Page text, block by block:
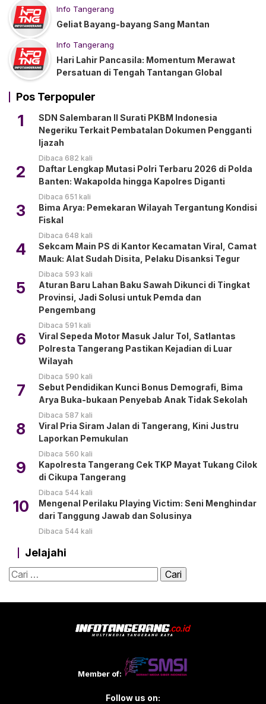
Info Tangerang
Geliat Bayang-bayang Sang Mantan
Info Tangerang
Hari Lahir Pancasila: Momentum Merawat
Persatuan di Tengah Tantangan Global
Pos Terpopuler
1
SDN Salembaran II Surati PKBM Indonesia
Negeriku Terkait Pembatalan Dokumen Pengganti
Ijazah
Dibaca 682 kali
2
Daftar Lengkap Mutasi Polri Terbaru 2026 di Polda
Banten: Wakapolda hingga Kapolres Diganti
Dibaca 651 kali
3
Bima Arya: Pemekaran Wilayah Tergantung Kondisi
Fiskal
Dibaca 648 kali
4
Sekcam Main PS di Kantor Kecamatan Viral, Camat
Mauk: Alat Sudah Disita, Pelaku Disanksi Tegur
Dibaca 593 kali
5
Aturan Baru Lahan Baku Sawah Dikunci di Tingkat
Provinsi, Jadi Solusi untuk Pemda dan
Pengembang
Dibaca 591 kali
6
Viral Sepeda Motor Masuk Jalur Tol, Satlantas
Polresta Tangerang Pastikan Kejadian di Luar
Wilayah
Dibaca 590 kali
7
Sebut Pendidikan Kunci Bonus Demografi, Bima
Arya Buka-bukaan Penyebab Anak Tidak Sekolah
Dibaca 587 kali
8
Viral Pria Siram Jalan di Tangerang, Kini Justru
Laporkan Pemukulan
Dibaca 560 kali
9
Kapolresta Tangerang Cek TKP Mayat Tukang Cilok
di Cikupa Tangerang
Dibaca 544 kali
10
Mengenal Perilaku Playing Victim: Seni Menghindar
dari Tanggung Jawab dan Solusinya
Dibaca 544 kali
Jelajahi
Cari
Member of:
Follow us on: